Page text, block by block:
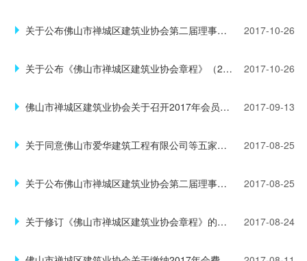
关于公布佛山市禅城区建筑业协会第二届理事会选举结果的通知（禅建社字〔2017〕8号） 2017-10-26
关于公布《佛山市禅城区建筑业协会章程》（2017年版）的通知（禅建社字〔2017〕7号） 2017-10-26
佛山市禅城区建筑业协会关于召开2017年会员大会的通知（禅建社秘字〔2017〕2号） 2017-09-13
关于同意佛山市爱华建筑工程有限公司等五家企业入会申请的通知（禅建社字〔2017〕6号） 2017-08-25
关于公布佛山市禅城区建筑业协会第二届理事会监事会选举方案（议案）的通知（禅建社字〔2017〕5号） 2017-08-25
关于修订《佛山市禅城区建筑业协会章程》的通知（禅建社字〔2017〕4号） 2017-08-24